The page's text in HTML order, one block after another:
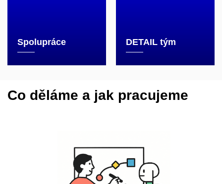
Spolupráce DETAIL tým
Co děláme a jak pracujeme